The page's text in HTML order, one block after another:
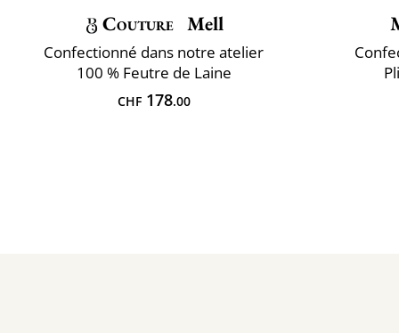
Couture Mell
Confectionné dans notre atelier
100 % Feutre de Laine
CHF178.00